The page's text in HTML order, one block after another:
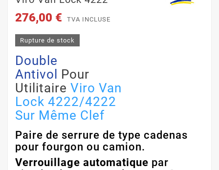
276,00 € TVA INCLUSE
Rupture de stock
Double
Antivol Pour
Utilitaire Viro Van
Lock 4222/4222
Sur Même Clef
Paire de serrure de type cadenas
pour fourgon ou camion.
Verrouillage automatique par